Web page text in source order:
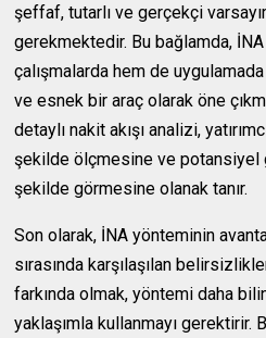
şeffaf, tutarlı ve gerçekçi
gerekmektedir. Bu bağlamda,
çalışmalarda hem de
ve esnek bir araç olarak öne
detaylı nakit akışı analizi,
şekilde ölçmesine ve potansiyel
şekilde görmesine olanak tanır.
Son olarak, İNA yönteminin
sırasında karşılaşılan
farkında olmak, yöntemi daha
yaklaşımla kullanmayı gerektirir.